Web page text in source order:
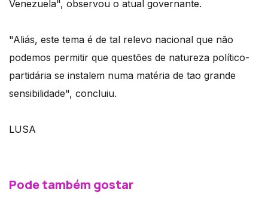
Venezuela", observou o atual governante.
"Aliás, este tema é de tal relevo nacional que não
podemos permitir que questões de natureza político-
partidária se instalem numa matéria de tao grande
sensibilidade", concluiu.
LUSA
Pode também gostar